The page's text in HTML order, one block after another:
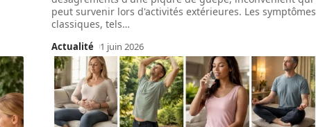
peut survenir lors d'activités extérieures. Les symptômes
classiques, tels…
Actualité 1 juin 2026